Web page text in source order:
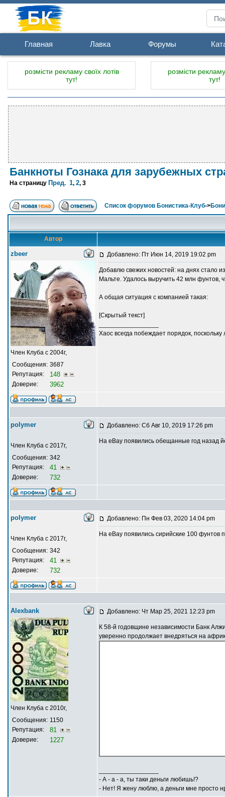
Главная Лавка Форумы
розмісти рекламу своїх лотів
тут!
розмісти
тут!
Банкноты Гознака для зарубежных
На страницу Пред. 1, 2, 3
Список форумов Бонистика-Клуб->
Автор
zbeer
Член Клуба с 2004г,
Сообщения: 3687
Репутация:
148
Доверие: 3962
Добавлено: Пт Июн 14, 2019 19:02 pm
Добавлю свежих новостей: на днях стало
Мальте. Удалось выручить 42 млн фунтов,
А общая ситуация с компанией такая:
[Скрытый текст]
Хаос всегда побеждает порядок,
polymer
Член Клуба с 2017г,
Сообщения: 342
Репутация:
41
Доверие: 732
Добавлено: Сб Авг 10, 2019 17:26 pm
На eBay появились обещанные год назад
polymer
Член Клуба с 2017г,
Сообщения: 342
Репутация:
41
Доверие: 732
Добавлено: Пн Фев 03, 2020 14:04 pm
На eBay появились сирийские 100 фунтов
Alexbank
Член Клуба с 2010г,
Сообщения: 1150
Репутация:
81
Доверие: 1227
Добавлено: Чт Мар 25, 2021 12:23 pm
К 58-й годовщине независимости Банк
уверенно продолжает внедряться на
- А - а - а, ты таки деньги любишь!?
- Нет! Я жену люблю, а деньги мне просто